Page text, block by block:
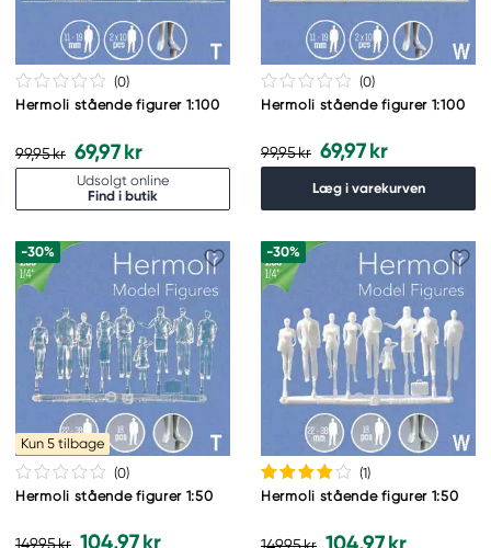
(0)
Hermoli stående figurer 1:100
99,95 kr 69,97 kr
Udsolgt online
Find i butik
(0)
Hermoli stående figurer 1:100
99,95 kr 69,97 kr
Læg i varekurven
-30%
Kun 5 tilbage
(0)
Hermoli stående figurer 1:50
149,95 kr 104,97 kr
-30%
(1)
Hermoli stående figurer 1:50
149,95 kr 104,97 kr